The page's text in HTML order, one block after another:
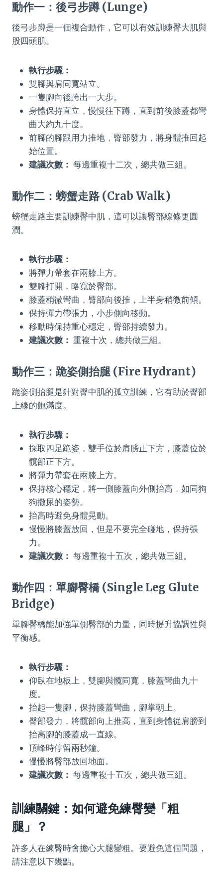
動作一：後弓步蹲 (Lunge)
後弓步蹲是一個複合動作，它可以有效訓練臀大肌與
股四頭肌。
執行步驟：
雙腳與肩同寬站立。
一隻腳向後跨出一大步。
身體保持直立，慢慢往下蹲，直到前後膝蓋都彎
曲大約九十度。
前腳的腳跟用力推地，臀部發力，將身體推回起
始位置。
建議次數： 每邊重複十二次，總共做三組。
動作二：螃蟹走路 (Crab Walk)
螃蟹走路主要訓練臀中肌，這可以讓臀部線條更圓
潤。
執行步驟：
將彈力帶套在兩膝上方。
雙腳打開，略寬於臀部。
膝蓋稍微彎曲，臀部向後推，上半身稍微前傾。
保持彈力帶張力，小步側向移動。
移動時保持重心穩定，臀部持續發力。
建議次數： 重複十次，總共做三組。
動作三：跪姿側抬腿 (Fire Hydrant)
跪姿側抬腿是針對臀中肌的孤立訓練，它有助於臀部
上緣的飽滿度。
執行步驟：
採取四足跪姿，雙手位於肩膀正下方，膝蓋位於
髖部正下方。
將彈力帶套在兩膝上方。
保持核心穩定，將一側膝蓋向外側抬高，如同狗
狗撒尿的姿勢。
抬高時避免身體晃動。
慢慢將膝蓋放回，但是不要完全碰地，保持張
力。
建議次數： 每邊重複十五次，總共做三組。
動作四：單腳臀橋 (Single Leg Glute
Bridge)
單腳臀橋能加強單側臀部的力量，同時提升協調性與
平衡感。
執行步驟：
仰臥在地板上，雙腳與髖同寬，膝蓋彎曲九十
度。
抬起一隻腳，保持膝蓋彎曲，腳掌朝上。
臀部發力，將髖部向上推高，直到身體從肩膀到
抬高腳的膝蓋成一直線。
頂峰時停留兩秒鐘。
慢慢將臀部放回地面。
建議次數： 每邊重複十五次，總共做三組。
訓練關鍵：如何避免練臀變「粗
腿」？
許多人在練臀時會擔心大腿變粗。要避免這個問題，
請注意以下幾點。